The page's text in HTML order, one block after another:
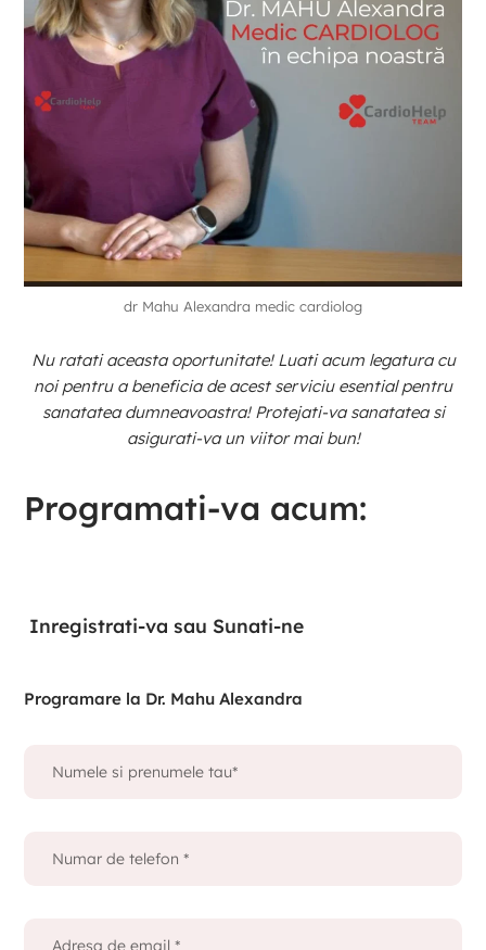
dr Mahu Alexandra medic cardiolog
Nu ratati aceasta oportunitate! Luati acum legatura cu
noi pentru a beneficia de acest serviciu esential pentru
sanatatea dumneavoastra! Protejati-va sanatatea si
asigurati-va un viitor mai bun!
Programati-va acum:
Inregistrati-vasau Sunati-ne
Programare la Dr. Mahu Alexandra